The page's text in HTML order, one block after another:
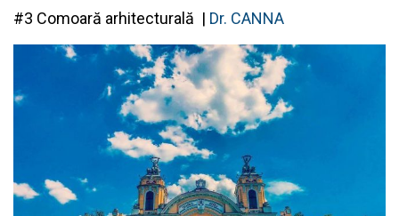
#3 Comoară arhitecturală | Dr. CANNA